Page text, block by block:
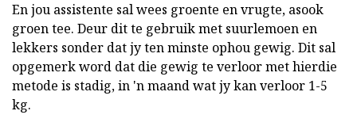
En jou assistente sal wees groente en vrugte, asook
groen tee. Deur dit te gebruik met suurlemoen en
lekkers sonder dat jy ten minste ophou gewig. Dit sal
opgemerk word dat die gewig te verloor met hierdie
metode is stadig, in 'n maand wat jy kan verloor 1-5
kg.